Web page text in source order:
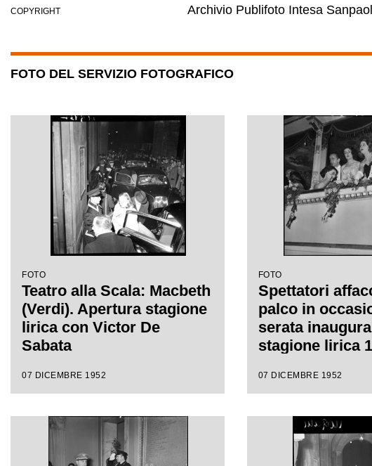
COPYRIGHT Archivio Publifoto Intesa
FOTO DEL SERVIZIO FOTOGRAFICO
FOTO
Teatro alla Scala: Macbeth
(Verdi). Apertura stagione
lirica con Victor De
Sabata
07 DICEMBRE 1952
FOTO
Spettatori
palco in
serata
stagione lirica
l'opera
Victor de
regia di Carl
07 DICEMBRE 1952